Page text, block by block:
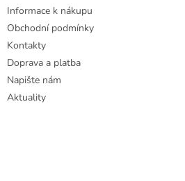
Informace k nákupu
Obchodní podmínky
Kontakty
Doprava a platba
Napište nám
Aktuality